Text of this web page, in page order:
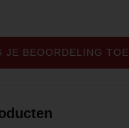
JE BEOORDELING TOE